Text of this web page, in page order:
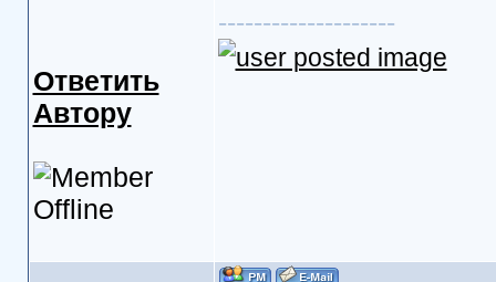
Ответить
Автору
--------------------